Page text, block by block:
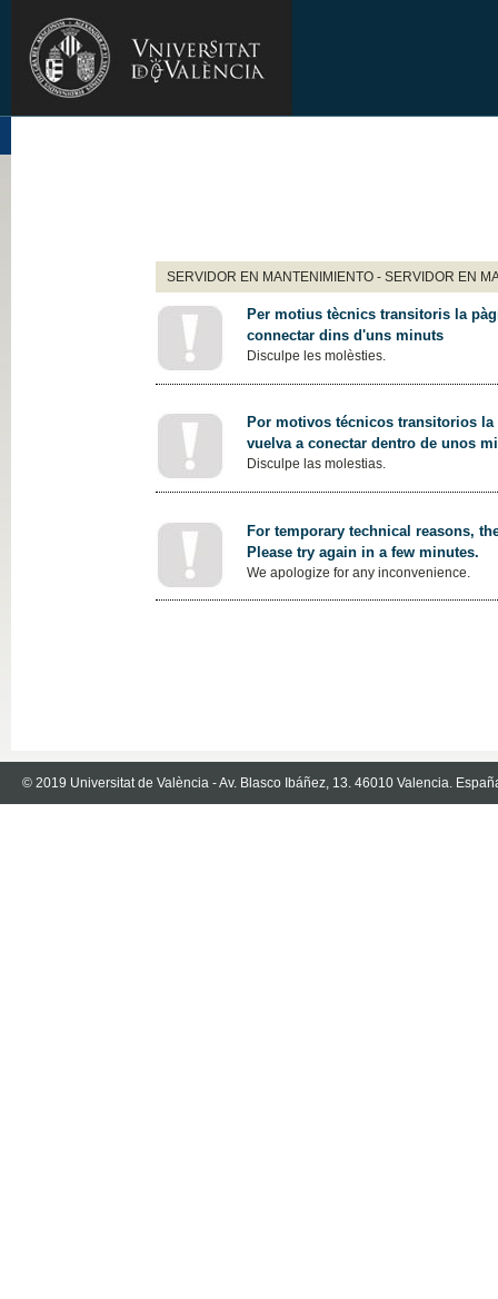
SERVIDOR EN MANTENIMIENTO - SERVIDOR EN
Per motius tècnics transitoris la
connectar dins d'uns minuts
Disculpe les molèsties.
Por motivos técnicos transitorios
vuelva a conectar dentro de unos
Disculpe las molestias.
For temporary technical reasons,
Please try again in a few minutes.
We apologize for any inconvenience.
© 2019 Universitat de València - Av. Blasco Ibáñez, 13. 46010 Valencia.